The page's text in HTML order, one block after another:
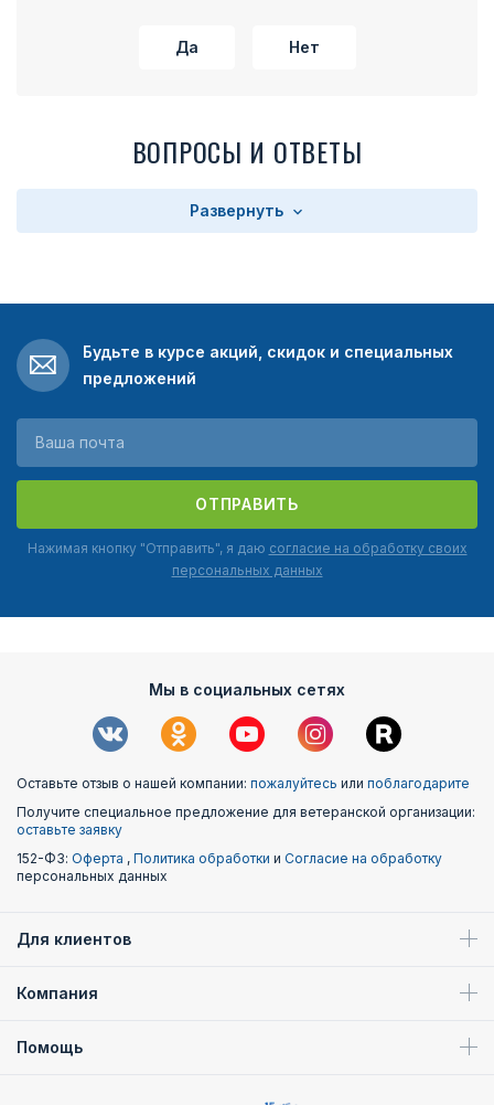
Да Нет
ВОПРОСЫ И ОТВЕТЫ
Развернуть
Будьте в курсе акций, скидок и специальных
предложений
ОТПРАВИТЬ
Нажимая кнопку "Отправить", я даю согласие на обработку своих
персональных данных
Мы в социальных сетях
Оставьте отзыв о нашей компании: пожалуйтесь или поблагодарите
Получите специальное предложение для ветеранской организации:
оставьте заявку
152-ФЗ: Оферта , Политика обработки и Согласие на обработку
персональных данных
Для клиентов
Компания
Помощь